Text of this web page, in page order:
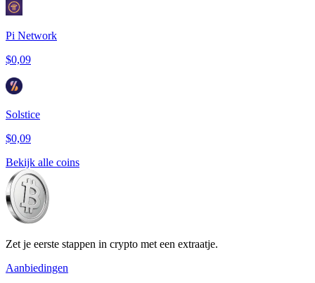
Pi Network
$0,09
Solstice
$0,09
Bekijk alle coins
Zet je eerste stappen in crypto met een extraatje.
Aanbiedingen